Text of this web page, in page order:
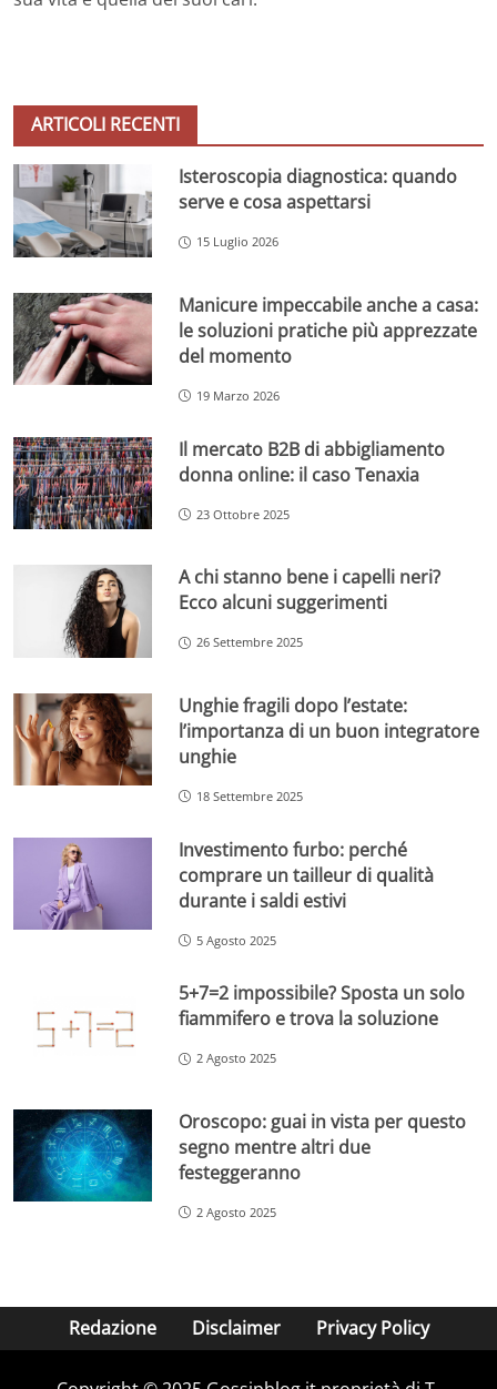
ARTICOLI RECENTI
Isteroscopia diagnostica: quando
serve e cosa aspettarsi
15 Luglio 2026
Manicure impeccabile anche a casa:
le soluzioni pratiche più apprezzate
del momento
19 Marzo 2026
Il mercato B2B di abbigliamento
donna online: il caso Tenaxia
23 Ottobre 2025
A chi stanno bene i capelli neri?
Ecco alcuni suggerimenti
26 Settembre 2025
Unghie fragili dopo l’estate:
l’importanza di un buon integratore
unghie
18 Settembre 2025
Investimento furbo: perché
comprare un tailleur di qualità
durante i saldi estivi
5 Agosto 2025
5+7=2 impossibile? Sposta un solo
fiammifero e trova la soluzione
2 Agosto 2025
Oroscopo: guai in vista per questo
segno mentre altri due
festeggeranno
2 Agosto 2025
Redazione Disclaimer Privacy Policy